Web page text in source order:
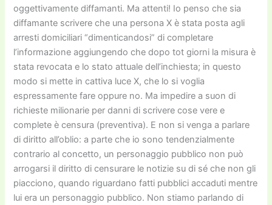
oggettivamente diffamanti. Ma attenti! Io penso che sia
diffamante scrivere che una persona X è stata posta agli
arresti domiciliari “dimenticandosi” di completare
l’informazione aggiungendo che dopo tot giorni la misura è
stata revocata e lo stato attuale dell’inchiesta; in questo
modo si mette in cattiva luce X, che lo si voglia
espressamente fare oppure no. Ma impedire a suon di
richieste milionarie per danni di scrivere cose vere e
complete è censura (preventiva). E non si venga a parlare
di diritto all’oblio: a parte che io sono tendenzialmente
contrario al concetto, un personaggio pubblico non può
arrogarsi il diritto di censurare le notizie su di sé che non gli
piacciono, quando riguardano fatti pubblici accaduti mentre
lui era un personaggio pubblico. Non stiamo parlando di